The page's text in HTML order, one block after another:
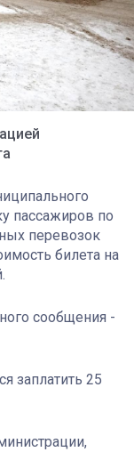
пассажиров по
перевозок
билета на
сообщения -
заплатить 25